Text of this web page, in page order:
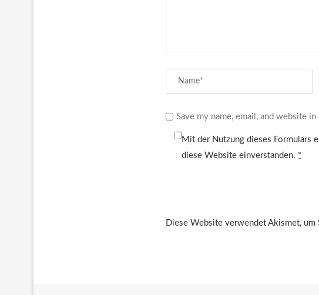
Save my name, email, and website
Mit der Nutzung dieses Formulars
diese Website einverstanden. *
Diese Website verwendet Akismet, um